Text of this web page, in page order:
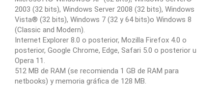
2003 (32 bits), Windows Server 2008 (32 bits), Windows
Vista® (32 bits), Windows 7 (32 y 64 bits)o Windows 8
(Classic and Modern).
Internet Explorer 8.0 o posterior, Mozilla Firefox 4.0 o
posterior, Google Chrome, Edge, Safari 5.0 o posterior u
Opera 11.
512 MB de RAM (se recomienda 1 GB de RAM para
netbooks) y memoria gráfica de 128 MB.